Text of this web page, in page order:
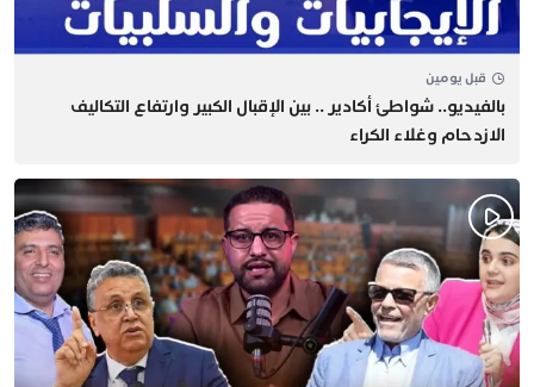
قبل يومين
بالفيديو.. شواطئ أكادير .. بين الإقبال الكبير وارتفاع التكاليف
الازدحام وغلاء الكراء